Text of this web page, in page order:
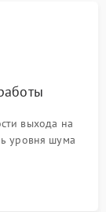
выхода на
уровня шума
и корректного
оттайки.